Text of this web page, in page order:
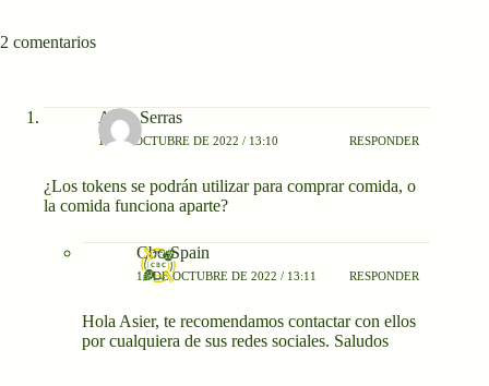
2 comentarios
Asier Serras
10 DE OCTUBRE DE 2022 / 13:10 RESPONDER
¿Los tokens se podrán utilizar para comprar comida, o
la comida funciona aparte?
Cbc-Spain
11 DE OCTUBRE DE 2022 / 13:11 RESPONDER
Hola Asier, te recomendamos contactar con ellos
por cualquiera de sus redes sociales. Saludos